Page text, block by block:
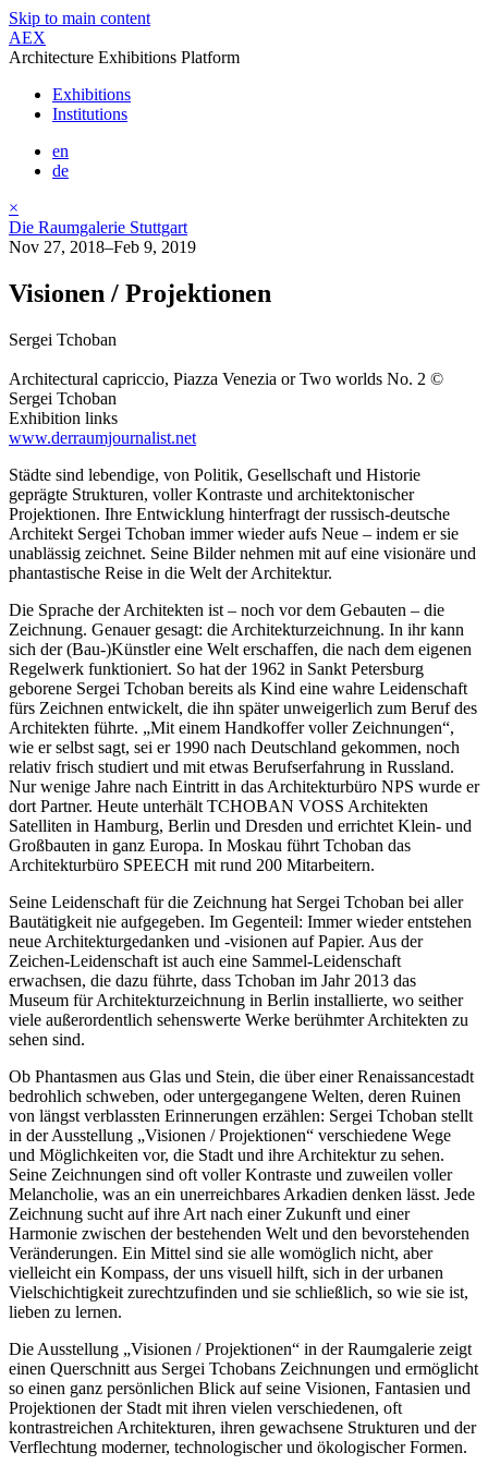
Skip to main content
AEX
Architecture Exhibitions Platform
Exhibitions
Institutions
en
de
×
Die Raumgalerie Stuttgart
Nov 27, 2018–Feb 9, 2019
Visionen / Projektionen
Sergei Tchoban
Architectural capriccio, Piazza Venezia or Two worlds No. 2 ©
Sergei Tchoban
Exhibition links
www.derraumjournalist.net
Städte sind lebendige, von Politik, Gesellschaft und Historie
geprägte Strukturen, voller Kontraste und architektonischer
Projektionen. Ihre Entwicklung hinterfragt der russisch-deutsche
Architekt Sergei Tchoban immer wieder aufs Neue – indem er sie
unablässig zeichnet. Seine Bilder nehmen mit auf eine visionäre und
phantastische Reise in die Welt der Architektur.
Die Sprache der Architekten ist – noch vor dem Gebauten – die
Zeichnung. Genauer gesagt: die Architekturzeichnung. In ihr kann
sich der (Bau-)Künstler eine Welt erschaffen, die nach dem eigenen
Regelwerk funktioniert. So hat der 1962 in Sankt Petersburg
geborene Sergei Tchoban bereits als Kind eine wahre Leidenschaft
fürs Zeichnen entwickelt, die ihn später unweigerlich zum Beruf des
Architekten führte. „Mit einem Handkoffer voller Zeichnungen“,
wie er selbst sagt, sei er 1990 nach Deutschland gekommen, noch
relativ frisch studiert und mit etwas Berufserfahrung in Russland.
Nur wenige Jahre nach Eintritt in das Architekturbüro NPS wurde er
dort Partner. Heute unterhält TCHOBAN VOSS Architekten
Satelliten in Hamburg, Berlin und Dresden und errichtet Klein- und
Großbauten in ganz Eu­ropa. In Moskau führt Tchoban das
Architekturbüro SPEECH mit rund 200 Mitarbeitern.
Seine Leidenschaft für die Zeichnung hat Sergei Tchoban bei aller
Bautätigkeit nie aufgegeben. Im Gegenteil: Immer wieder entstehen
neue Architekturgedanken und -visionen auf Papier. Aus der
Zeichen-Leidenschaft ist auch eine Sammel-Leidenschaft
erwachsen, die dazu führte, dass Tchoban im Jahr 2013 das
Museum für Architekturzeichnung in Berlin installierte, wo seither
viele außerordentlich sehenswerte Werke berühmter Architekten zu
sehen sind.
Ob Phantasmen aus Glas und Stein, die über einer Renaissancestadt
bedrohlich schweben, oder untergegangene Welten, deren Ruinen
von längst verblassten Erinnerungen erzählen: Sergei Tchoban stellt
in der Ausstellung „Visionen / Projektionen“ verschiedene Wege
und Möglichkeiten vor, die Stadt und ihre Architektur zu sehen.
Seine Zeichnungen sind oft voller Kontraste und zuweilen voller
Melancholie, was an ein unerreichbares Arkadien denken lässt. Jede
Zeichnung sucht auf ihre Art nach einer Zukunft und einer
Harmonie zwischen der bestehenden Welt und den bevorstehenden
Veränderungen. Ein Mittel sind sie alle womöglich nicht, aber
vielleicht ein Kompass, der uns visuell hilft, sich in der urbanen
Vielschichtigkeit zurechtzufinden und sie schließlich, so wie sie ist,
lieben zu lernen.
Die Ausstellung „Visionen / Projektionen“ in der Raumgalerie zeigt
einen Querschnitt aus Sergei Tchobans Zeichnungen und ermöglicht
so einen ganz persönlichen Blick auf seine Visionen, Fantasien und
Projektionen der Stadt mit ihren vielen verschiedenen, oft
kontrastreichen Architekturen, ihren gewachsene Strukturen und der
Verflechtung moderner, technologischer und ökologischer Formen.